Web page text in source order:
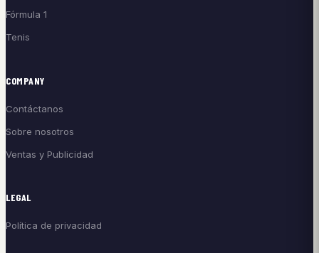
Fórmula 1
Tenis
COMPANY
Contáctanos
Sobre nosotros
Ventas y Publicidad
LEGAL
Política de privacidad